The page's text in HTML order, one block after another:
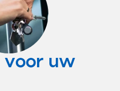
voor uw